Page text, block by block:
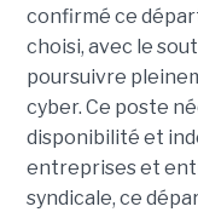
confirmé ce
choisi, avec le
poursuivre
cyber. Ce poste
disponibilité et
entreprises et
syndicale, ce